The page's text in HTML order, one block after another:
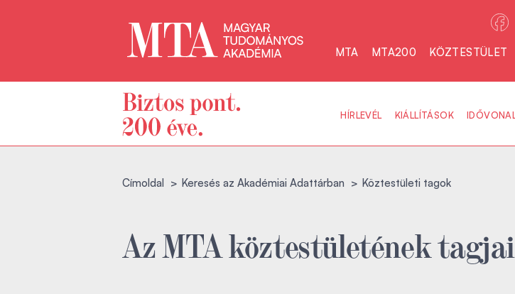
MTA MTA200 KÖZTESTÜLET
HÍRLEVÉL KIÁLLÍTÁSOK
Címoldal Keresés az Akadémiai Adattárban Köztestületi tagok
Az MTA köztestületének tagjai